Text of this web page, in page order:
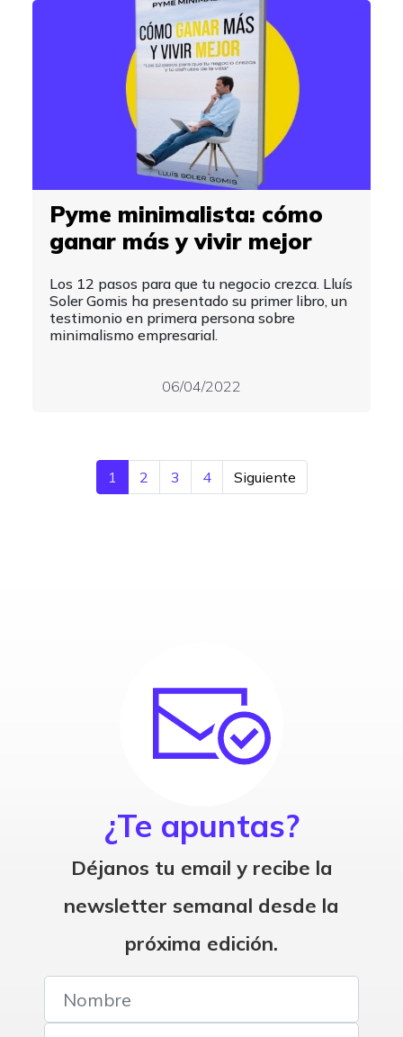
Pyme minimalista: cómo
ganar más y vivir mejor
Los 12 pasos para que tu negocio crezca. Lluís
Soler Gomis ha presentado su primer libro, un
testimonio en primera persona sobre
minimalismo empresarial.
06/04/2022
1 2 3 4 Siguiente
¿Te apuntas?
Déjanos tu email y recibe la
newsletter semanal desde la
próxima edición.